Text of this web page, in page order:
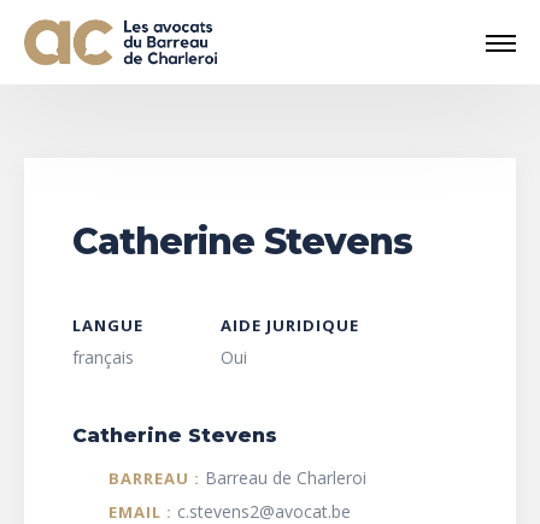
Catherine Stevens
LANGUE
français
AIDE JURIDIQUE
Oui
Catherine Stevens
BARREAU : Barreau de Charleroi
EMAIL : c.stevens2@avocat.be